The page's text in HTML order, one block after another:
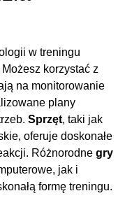
w treningu
korzystać z
na monitorowanie
plany
Sprzęt, taki jak
oferuje doskonałe
Różnorodne gry
jak i
formę treningu.